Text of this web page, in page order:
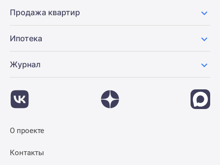
Продажа квартир
Ипотека
Журнал
О проекте
Контакты